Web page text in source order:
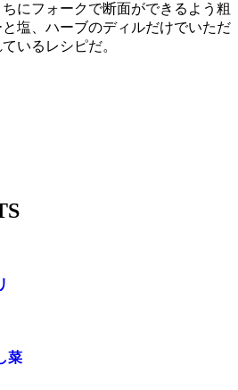
にフォークで断面ができるよう粗
塩、ハーブのディルだけでいただ
いるレシピだ。
菜